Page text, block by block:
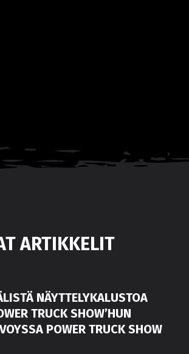
ARTIKKELIT
NÄYTTELYKALUSTOA
TRUCK SHOW’HUN
POWER TRUCK SHOW